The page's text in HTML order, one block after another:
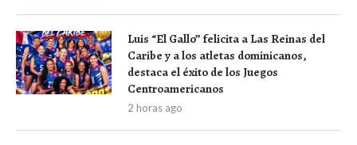
Luis “El Gallo” felicita a Las Reinas del
Caribe y a los atletas dominicanos,
destaca el éxito de los Juegos
Centroamericanos
2 horas ago